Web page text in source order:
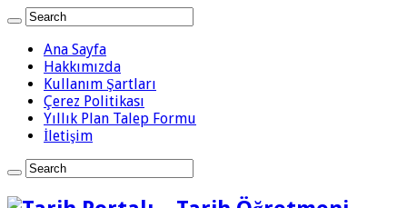
Ana Sayfa
Hakkımızda
Kullanım Şartları
Çerez Politikası
Yıllık Plan Talep Formu
İletişim